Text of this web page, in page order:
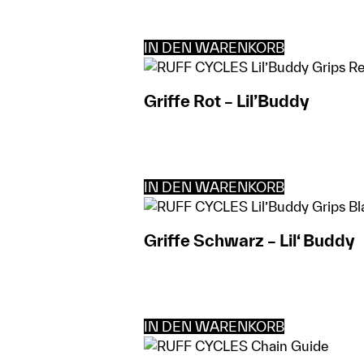
IN DEN WARENKORB
Griffe Rot – Lil’Buddy
IN DEN WARENKORB
Griffe Schwarz – Lil‘ Buddy
IN DEN WARENKORB